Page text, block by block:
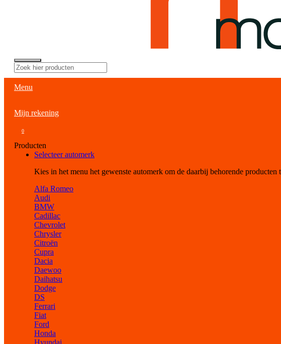
Menu
Mijn rekening
0
Producten
Selecteer automerk
Kies in het menu het gewenste automerk om de daarbij behorende
Alfa Romeo
Audi
BMW
Cadillac
Chevrolet
Chrysler
Citroën
Cupra
Dacia
Daewoo
Daihatsu
Dodge
DS
Ferrari
Fiat
Ford
Honda
Hyundai